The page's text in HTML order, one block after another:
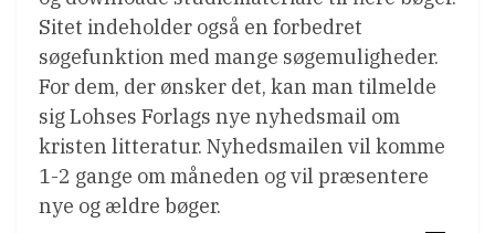
Sitet indeholder også en forbedret
søgefunktion med mange søgemuligheder.
For dem, der ønsker det, kan man tilmelde
sig Lohses Forlags nye nyhedsmail om
kristen litteratur. Nyhedsmailen vil komme
1-2 gange om måneden og vil præsentere
nye og ældre bøger.